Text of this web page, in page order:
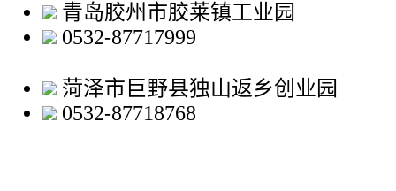
青岛胶州市胶莱镇工业园
0532-87717999
菏泽市巨野县独山返乡创业园
0532-87718768